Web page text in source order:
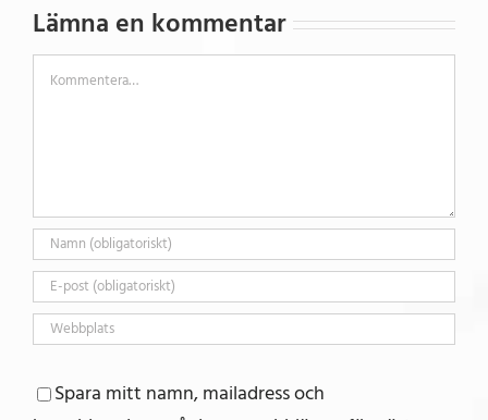
Lämna en kommentar
Kommentar
Spara mitt namn, mailadress och